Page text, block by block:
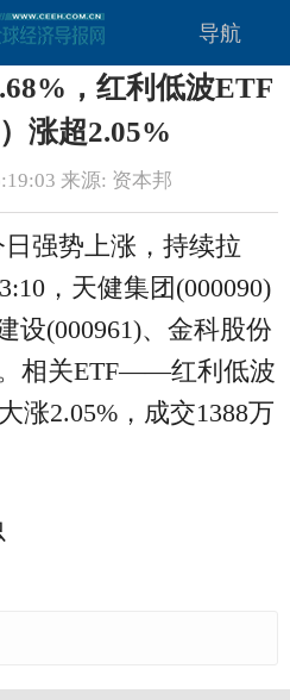
导航
，红利低波ETF
）涨超2.05%
来源: 资本邦
强势上涨，持续拉
，天健集团(000090)
设(000961)、金科股份
相关ETF——红利低波
涨2.05%，成交1388万